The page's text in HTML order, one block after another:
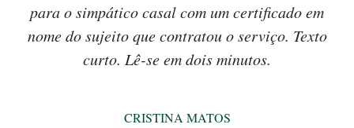
para o simpático casal com um certificado em
nome do sujeito que contratou o serviço. Texto
curto. Lê-se em dois minutos.
CRISTINA MATOS